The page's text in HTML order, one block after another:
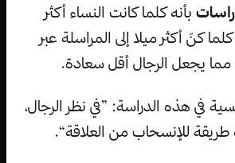
بأنه كلما كانت النساء أكثر
كنّ أكثر ميلا إلى المراسلة عبر
مما يجعل الرجال أقل سعادة.
في هذه الدراسة: ”في نظر الرجال،
طريقة للإنسحاب من العلاقة“.